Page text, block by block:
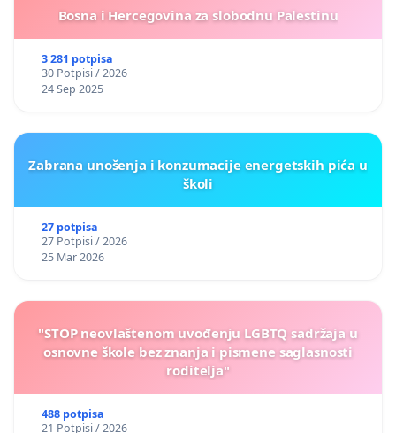
Bosna i Hercegovina za slobodnu Palestinu
3 281 potpisa
30 Potpisi / 2026
24 Sep 2025
Zabrana unošenja i konzumacije energetskih pića u
školi
27 potpisa
27 Potpisi / 2026
25 Mar 2026
"STOP neovlaštenom uvođenju LGBTQ sadržaja u
osnovne škole bez znanja i pismene saglasnosti
roditelja"
488 potpisa
21 Potpisi / 2026